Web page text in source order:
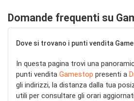
Domande frequenti su
Dove si trovano i punti vendita
In questa pagina trovi una
punti vendita Gamestop presenti a
gli indirizzi, la distanza dalla tua
utili per consultare gli orari